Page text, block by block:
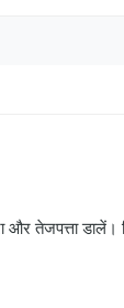
तेजपत्ता डालें।